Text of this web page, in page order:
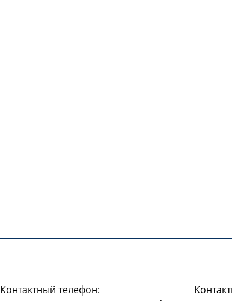
Контактный телефон: